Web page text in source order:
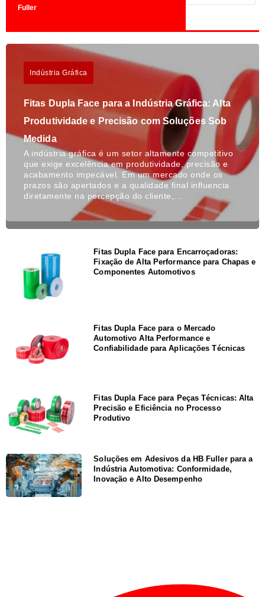
Fuller
Indústria Gráfica
Fitas Dupla Face para a Indústria Gráfica: Alta
Produtividade e Precisão com Soluções Sob
Medida
A indústria gráfica é um setor altamente competitivo
que exige excelência em produtividade, precisão e
acabamento impecável. Em um mercado onde os
prazos são apertados e a qualidade final influencia
diretamente na percepção do cliente,…
Fitas Dupla Face para Encarroçadoras:
Fixação de Alta Performance para Chapas e
Componentes Automotivos
Fitas Dupla Face para o Mercado
Automotivo Alta Performance e
Confiabilidade para Aplicações Técnicas
Fitas Dupla Face para Peças Técnicas: Alta
Precisão e Eficiência no Processo
Produtivo
Soluções em Adesivos da HB Fuller para a
Indústria Automotiva: Conformidade,
Inovação e Alto Desempenho